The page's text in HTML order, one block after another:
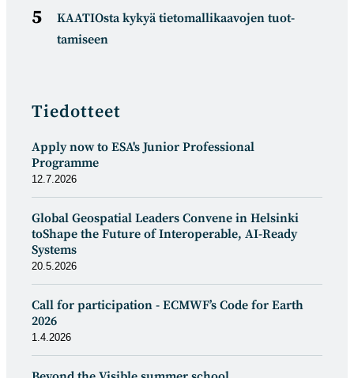
KAATIOsta kykyä tietomal­likaa­vojen tuot­
tamiseen
Tiedotteet
Apply now to ESA's Junior Professional
Programme
12.7.2026
Global Geospatial Leaders Convene in Helsinki
toShape the Future of Interoperable, AI-Ready
Systems
20.5.2026
Call for participation - ECMWF’s Code for Earth
2026
1.4.2026